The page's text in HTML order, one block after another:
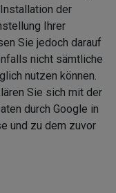
der
Ihrer
Sie jedoch darauf
nicht sämtliche
nutzen können.
Sie sich mit der
durch Google in
und zu dem zuvor